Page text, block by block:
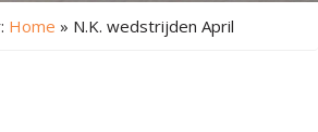
Home » N.K. wedstrijden April